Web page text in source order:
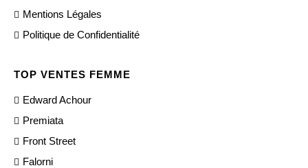
Mentions Légales
Politique de Confidentialité
TOP VENTES FEMME
Edward Achour
Premiata
Front Street
Falorni